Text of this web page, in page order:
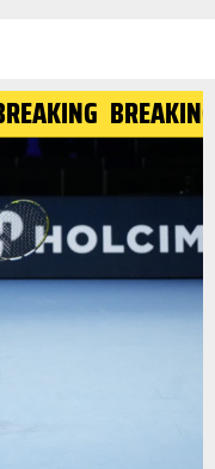
BREAKING